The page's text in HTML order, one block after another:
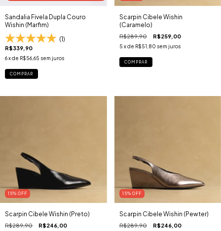
Sandalia Fivela Dupla Couro
Wishin (Marfim)
(1)
R$339,90
6x de R$56,65 sem juros
COMPRAR
Scarpin Cibele Wishin
(Caramelo)
R$289,90 R$259,00
5 x de R$51,80 sem juros
COMPRAR
15% OFF
Scarpin Cibele Wishin (Preto)
R$289,90 R$246,00
15% OFF
Scarpin Cibele Wishin (Pewter)
R$289,90 R$246,00